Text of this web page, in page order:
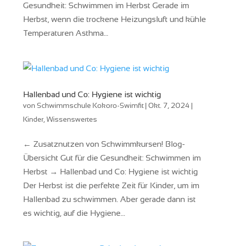
Gesundheit: Schwimmen im Herbst Gerade im
Herbst, wenn die trockene Heizungsluft und kühle
Temperaturen Asthma...
Hallenbad und Co: Hygiene ist wichtig
von Schwimmschule Kokoro-Swimfit| Okt. 7, 2024 |
Kinder, Wissenswertes
← Zusatznutzen von Schwimmkursen! Blog-
Übersicht Gut für die Gesundheit: Schwimmen im
Herbst → Hallenbad und Co: Hygiene ist wichtig
Der Herbst ist die perfekte Zeit für Kinder, um im
Hallenbad zu schwimmen. Aber gerade dann ist
es wichtig, auf die Hygiene...